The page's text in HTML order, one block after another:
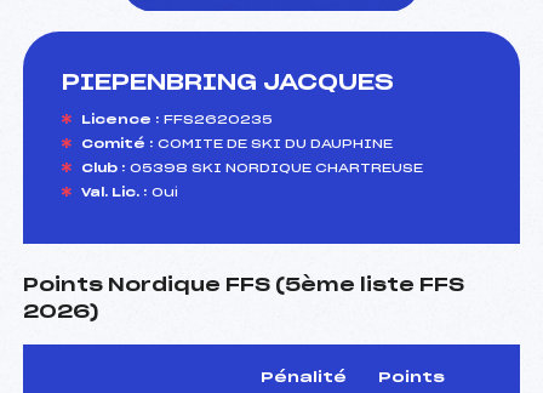
PIEPENBRING JACQUES
Licence : FFS2620235
Comité : COMITE DE SKI DU DAUPHINE
Club : 05398 SKI NORDIQUE CHARTREUSE
Val. Lic. : Oui
Points Nordique FFS (5ème liste FFS
2026)
Pénalité Points